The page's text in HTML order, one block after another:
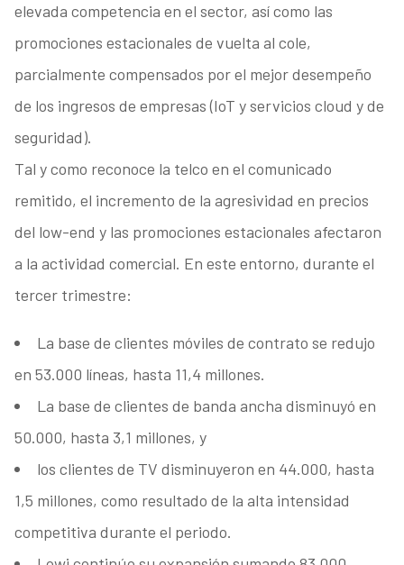
elevada competencia en el sector, así como las
promociones estacionales de vuelta al cole,
parcialmente compensados por el mejor desempeño
de los ingresos de empresas (IoT y servicios cloud y de
seguridad).
Tal y como reconoce la telco en el comunicado
remitido, el incremento de la agresividad en precios
del low-end y las promociones estacionales afectaron
a la actividad comercial. En este entorno, durante el
tercer trimestre:
La base de clientes móviles de contrato se redujo
en 53.000 líneas, hasta 11,4 millones.
La base de clientes de banda ancha disminuyó en
50.000, hasta 3,1 millones, y
los clientes de TV disminuyeron en 44.000, hasta
1,5 millones, como resultado de la alta intensidad
competitiva durante el periodo.